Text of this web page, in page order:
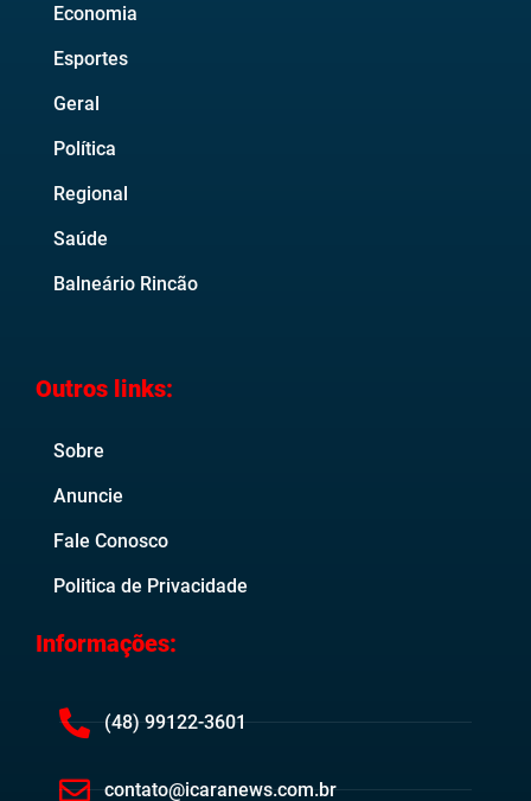
Economia
Esportes
Geral
Política
Regional
Saúde
Balneário Rincão
Outros links:
Sobre
Anuncie
Fale Conosco
Politica de Privacidade
Informações:
(48) 99122-3601
contato@icaranews.com.br